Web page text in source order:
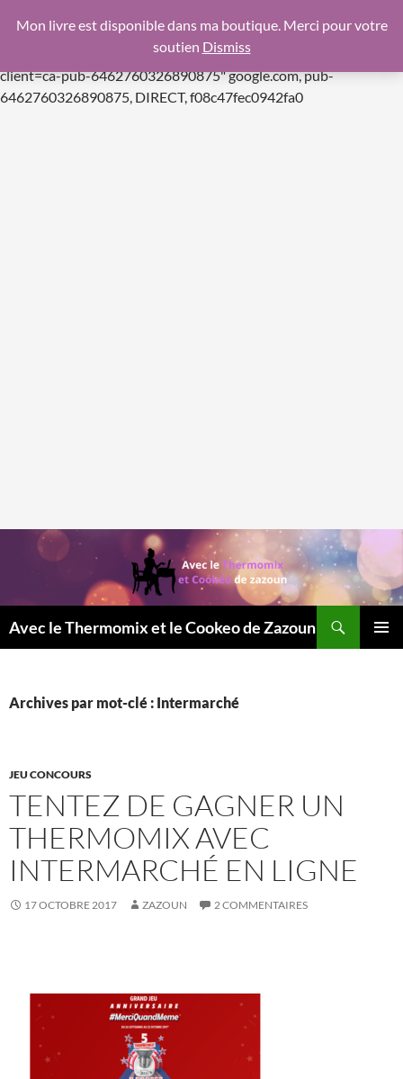
f08c47fec0942fa0
https://pagead2.googlesyndication.com/pagead/js/
client=ca-pub-6462760326890875"google.com, pub-
6462760326890875, DIRECT, f08c47fec0942fa0Aller
Avec le Thermomix et le Cookeo de Zazoun
Archives par mot-clé : Intermarché
JEU CONCOURS
TENTEZ DE GAGNER UN
THERMOMIX AVEC
INTERMARCHÉ EN LIGNE
17 OCTOBRE 2017 ZAZOUN 2 COMMENTAIRES
Mon livre est disponible dans ma boutique. Merci pour votre
soutien Dismiss